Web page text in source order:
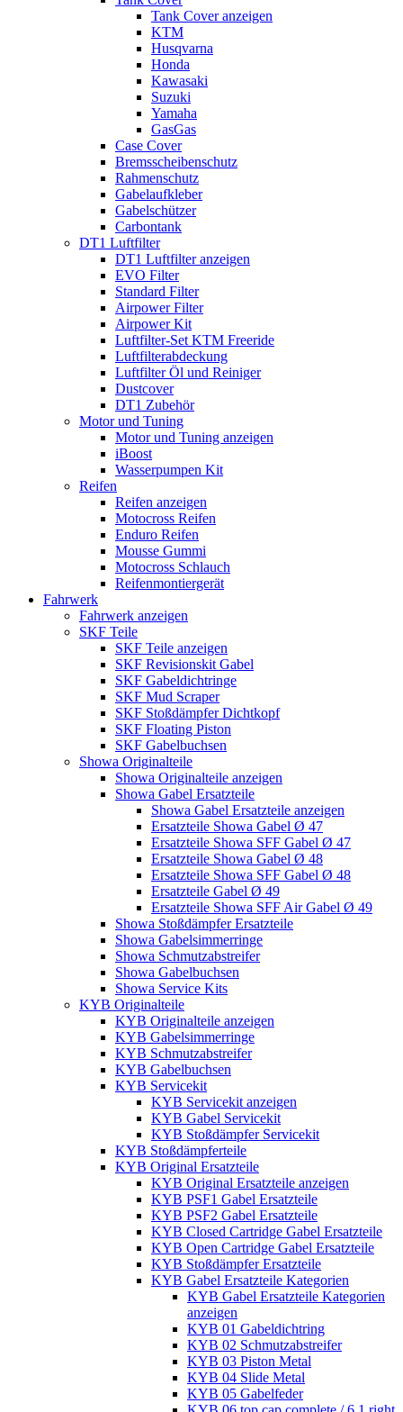
Tank Cover anzeigen
KTM
Husqvarna
Honda
Kawasaki
Suzuki
Yamaha
GasGas
Case Cover
Bremsscheibenschutz
Rahmenschutz
Gabelaufkleber
Gabelschützer
Carbontank
DT1 Luftfilter
DT1 Luftfilter anzeigen
EVO Filter
Standard Filter
Airpower Filter
Airpower Kit
Luftfilter-Set KTM Freeride
Luftfilterabdeckung
Luftfilter Öl und Reiniger
Dustcover
DT1 Zubehör
Motor und Tuning
Motor und Tuning anzeigen
iBoost
Wasserpumpen Kit
Reifen
Reifen anzeigen
Motocross Reifen
Enduro Reifen
Mousse Gummi
Motocross Schlauch
Reifenmontiergerät
Fahrwerk
Fahrwerk anzeigen
SKF Teile
SKF Teile anzeigen
SKF Revisionskit Gabel
SKF Gabeldichtringe
SKF Mud Scraper
SKF Stoßdämpfer Dichtkopf
SKF Floating Piston
SKF Gabelbuchsen
Showa Originalteile
Showa Originalteile anzeigen
Showa Gabel Ersatzteile
Showa Gabel Ersatzteile anzeigen
Ersatzteile Showa Gabel Ø 47
Ersatzteile Showa SFF Gabel Ø 47
Ersatzteile Showa Gabel Ø 48
Ersatzteile Showa SFF Gabel Ø 48
Ersatzteile Gabel Ø 49
Ersatzteile Showa SFF Air Gabel Ø 49
Showa Stoßdämpfer Ersatzteile
Showa Gabelsimmerringe
Showa Schmutzabstreifer
Showa Gabelbuchsen
Showa Service Kits
KYB Originalteile
KYB Originalteile anzeigen
KYB Gabelsimmerringe
KYB Schmutzabstreifer
KYB Gabelbuchsen
KYB Servicekit
KYB Servicekit anzeigen
KYB Gabel Servicekit
KYB Stoßdämpfer Servicekit
KYB Stoßdämpferteile
KYB Original Ersatzteile
KYB Original Ersatzteile anzeigen
KYB PSF1 Gabel Ersatzteile
KYB PSF2 Gabel Ersatzteile
KYB Closed Cartridge Gabel Ersatzteile
KYB Open Cartridge Gabel Ersatzteile
KYB Stoßdämpfer Ersatzteile
KYB Gabel Ersatzteile Kategorien
KYB Gabel Ersatzteile Kategorien
anzeigen
KYB 01 Gabeldichtring
KYB 02 Schmutzabstreifer
KYB 03 Piston Metal
KYB 04 Slide Metal
KYB 05 Gabelfeder